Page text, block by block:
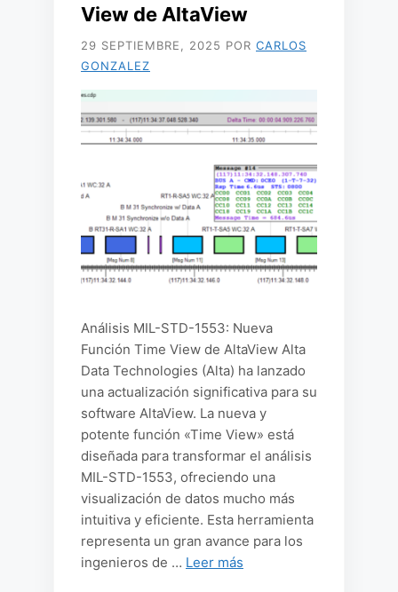
View de AltaView
29 SEPTIEMBRE, 2025 POR CARLOS
GONZALEZ
Análisis MIL-STD-1553: Nueva
Función Time View de AltaView Alta
Data Technologies (Alta) ha lanzado
una actualización significativa para su
software AltaView. La nueva y
potente función «Time View» está
diseñada para transformar el análisis
MIL-STD-1553, ofreciendo una
visualización de datos mucho más
intuitiva y eficiente. Esta herramienta
representa un gran avance para los
ingenieros de … Leer más